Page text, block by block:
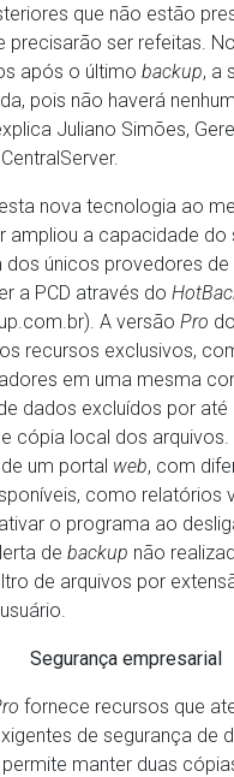
que não estão
precisarão ser refeitas.
após o último backup, a
pois não haverá
Juliano Simões,
nova tecnologia ao
ampliou a capacidade do
dos únicos provedores de
a PCD através do
A versão Pro do
recursos exclusivos,
em uma mesma
dados excluídos por até
cópia local dos
um portal web, com
como relatórios
o programa ao
de backup não
de arquivos por
Segurança empresarial
fornece recursos que
de segurança de
permite manter duas